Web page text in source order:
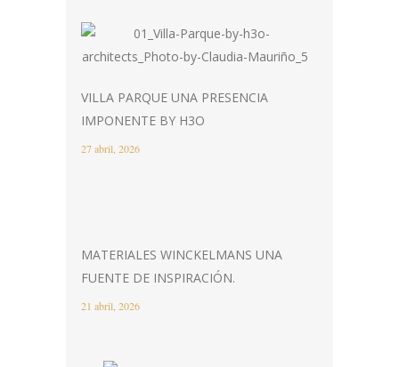
VILLA PARQUE UNA PRESENCIA
IMPONENTE BY H3O
27 abril, 2026
MATERIALES WINCKELMANS UNA
FUENTE DE INSPIRACIÓN.
21 abril, 2026